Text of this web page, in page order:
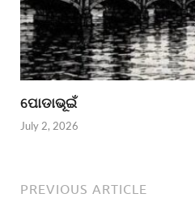
ପୋଡାଭୂଇଁ
July 2, 2026
PREVIOUS ARTICLE